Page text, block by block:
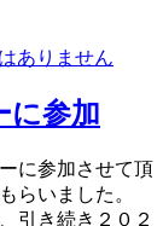
ありません
に参加
に参加させて頂
らいました。
引き続き２０２